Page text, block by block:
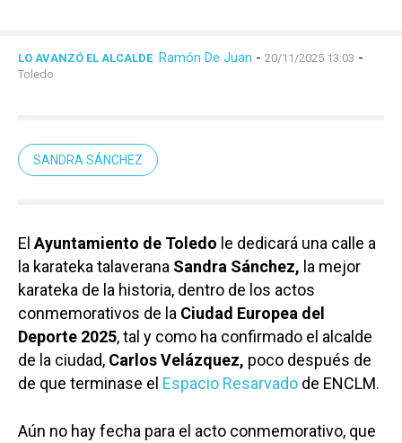
LO AVANZÓ EL ALCALDE Ramón De Juan - 20/11/2025 13:03 -
Toledo
SANDRA SÁNCHEZ
El Ayuntamiento de Toledo le dedicará una calle a
la karateka talaverana Sandra Sánchez, la mejor
karateka de la historia, dentro de los actos
conmemorativos de la Ciudad Europea del
Deporte 2025, tal y como ha confirmado el alcalde
de la ciudad, Carlos Velázquez, poco después de
de que terminase el Espacio Resarvado de ENCLM.
Aún no hay fecha para el acto conmemorativo, que